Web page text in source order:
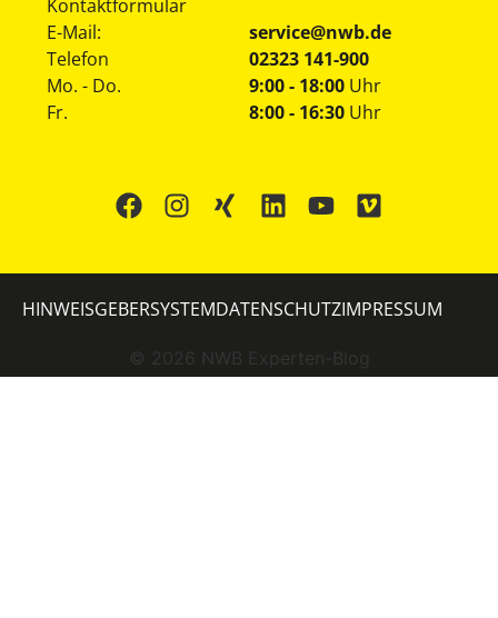
Kontaktformular
E-Mail:
service@nwb.de
Telefon
02323 141-900
Mo. - Do.
Fr.
9:00 - 18:00 Uhr
8:00 - 16:30 Uhr
© 2026 NWB Experten-Blog
HINWEISGEBERSYSTEMDATENSCHUTZIMPRESSUM